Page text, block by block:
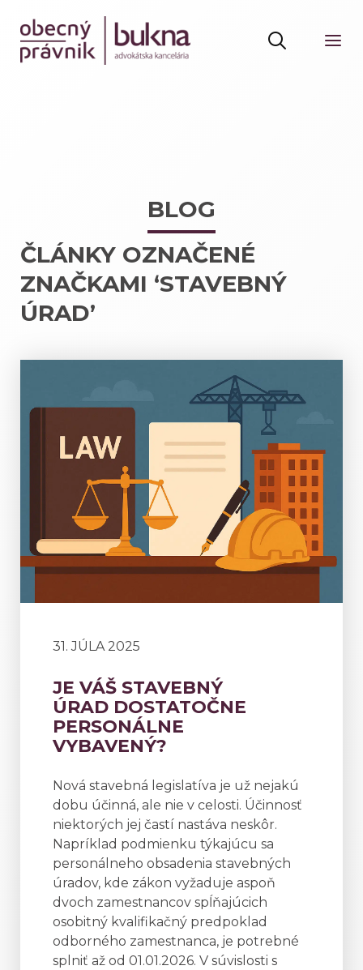
BLOG
ČLÁNKY OZNAČENÉ
ZNAČKAMI ‘STAVEBNÝ
ÚRAD’
31. JÚLA 2025
JE VÁŠ STAVEBNÝ
ÚRAD DOSTATOČNE
PERSONÁLNE
VYBAVENÝ?
Nová stavebná legislatíva je už nejakú
dobu účinná, ale nie v celosti. Účinnosť
niektorých jej častí nastáva neskôr.
Napríklad podmienku týkajúcu sa
personálneho obsadenia stavebných
úradov, kde zákon vyžaduje aspoň
dvoch zamestnancov spĺňajúcich
osobitný kvalifikačný predpoklad
odborného zamestnanca, je potrebné
splniť až od 01.01.2026. V súvislosti s